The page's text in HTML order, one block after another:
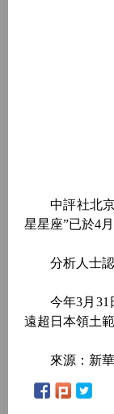
中評社北京5
星星座”已於4
分析人士認
今年3月31日
遠超日本領土
來源：新華